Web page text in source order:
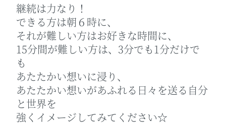
継続は力なり！
できる方は朝６時に、
それが難しい方はお好きな時間に、
15分間が難しい方は、3分でも1分だけで
も
あたたかい想いに浸り、
あたたかい想いがあふれる日々を送る自分
と世界を
強くイメージしてみてください☆